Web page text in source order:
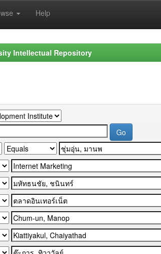
Help
Intellectual Repository